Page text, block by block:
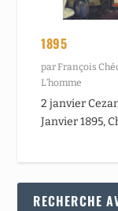
1895
par François
L’homme
2 janvier
Janvier 1895,
RECHERCHE